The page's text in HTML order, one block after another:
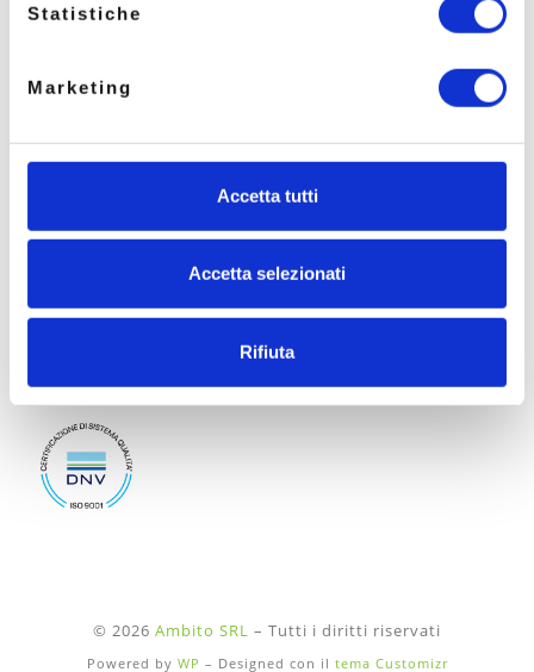
Statistiche
Marketing
Accetta tutti
Accetta selezionati
Rifiuta
Via della Canapa 54, 44042 Cento (FE)
Cookie Policy
PEC:ambito@pec.ambito.it
© 2026 Ambito SRL – Tutti i diritti riservati
Powered by WP – Designed con il tema Customizr